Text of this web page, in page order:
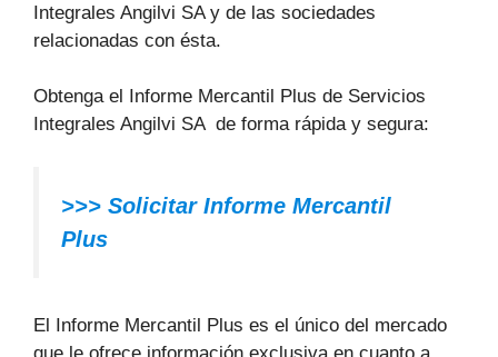
Integrales Angilvi SA y de las sociedades
relacionadas con ésta.
Obtenga el Informe Mercantil Plus de Servicios
Integrales Angilvi SA de forma rápida y segura:
>>> Solicitar Informe Mercantil
Plus
El Informe Mercantil Plus es el único del mercado